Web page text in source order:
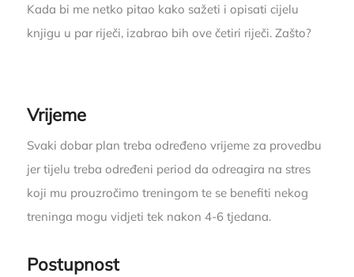
Kada bi me netko pitao kako sažeti i opisati cijelu
knjigu u par riječi, izabrao bih ove četiri riječi. Zašto?
Vrijeme
Svaki dobar plan treba određeno vrijeme za provedbu
jer tijelu treba određeni period da odreagira na stres
koji mu prouzročimo treningom te se benefiti nekog
treninga mogu vidjeti tek nakon 4-6 tjedana.
Postupnost